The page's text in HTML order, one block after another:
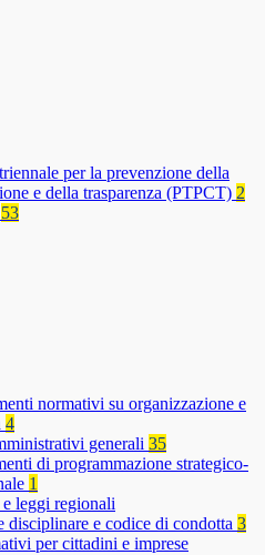
per la prevenzione della
e della trasparenza (PTPCT) 2
53
normativi su organizzazione e
4
generali 35
di programmazione strategico-
1
e leggi regionali
disciplinare e codice di condotta 3
per cittadini e imprese